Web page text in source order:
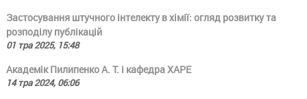
Застосування штучного інтелекту в хімії: огляд розвитку та
розподілу публікацій
01 тра 2025, 15:48
Академік Пилипенко А. Т. і кафедра ХАРЕ
14 тра 2024, 06:06